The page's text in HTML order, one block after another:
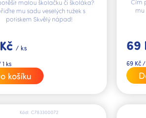
/ ks
ks
košíku
malou školačku či školáka?
mu sadu veselých tužek s
potiskem Skvělý nápad!
69
Měrná
cena:
69 Kč /
Čím
mu
Kód:C783300072